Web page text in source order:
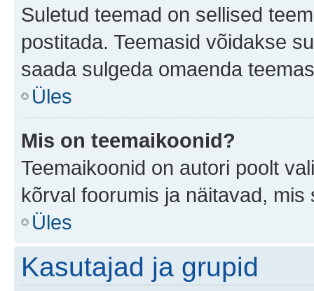
Suletud teemad on sellised
postitada. Teemasid võidakse
saada sulgeda omaenda
Üles
Mis on teemaikoonid?
Teemaikoonid on autori poolt
kõrval foorumis ja näitavad, mis
Üles
Kasutajad ja grupid